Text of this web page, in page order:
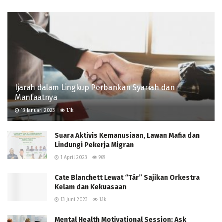
Ijarah dalam Lingkup Perbankan Syariah dan
Manfaatnya
13 Januari 2023 1.1k
Suara Aktivis Kemanusiaan, Lawan Mafia dan
Lindungi Pekerja Migran
1 April 2023 969
Cate Blanchett Lewat “Tár” Sajikan Orkestra
Kelam dan Kekuasaan
13 Juni 2023 1.1k
Mental Health Motivational Session: Ask